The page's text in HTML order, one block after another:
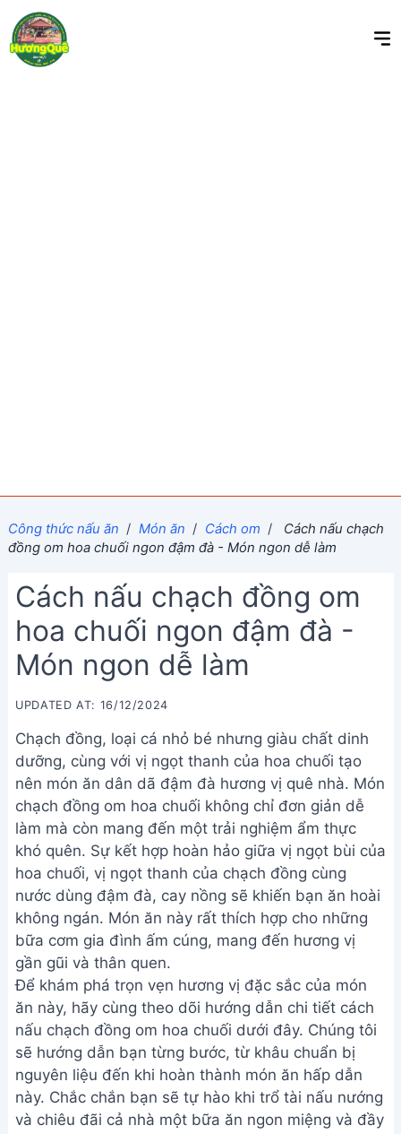
Công thức nấu ăn / Món ăn / Cách om /
Cách nấu chạch
đồng om hoa chuối ngon đậm đà - Món ngon dễ làm
Cách nấu chạch đồng om
hoa chuối ngon đậm đà -
Món ngon dễ làm
UPDATED AT: 16/12/2024
Chạch đồng, loại cá nhỏ bé nhưng giàu chất dinh
dưỡng, cùng với vị ngọt thanh của hoa chuối tạo
nên món ăn dân dã đậm đà hương vị quê nhà. Món
chạch đồng om hoa chuối không chỉ đơn giản dễ
làm mà còn mang đến một trải nghiệm ẩm thực
khó quên. Sự kết hợp hoàn hảo giữa vị ngọt bùi của
hoa chuối, vị ngọt thanh của chạch đồng cùng
nước dùng đậm đà, cay nồng sẽ khiến bạn ăn hoài
không ngán. Món ăn này rất thích hợp cho những
bữa cơm gia đình ấm cúng, mang đến hương vị
gần gũi và thân quen.
Để khám phá trọn vẹn hương vị đặc sắc của món
ăn này, hãy cùng theo dõi hướng dẫn chi tiết cách
nấu chạch đồng om hoa chuối dưới đây. Chúng tôi
sẽ hướng dẫn bạn từng bước, từ khâu chuẩn bị
nguyên liệu đến khi hoàn thành món ăn hấp dẫn
này. Chắc chắn bạn sẽ tự hào khi trổ tài nấu nướng
và chiêu đãi cả nhà một bữa ăn ngon miệng và đầy